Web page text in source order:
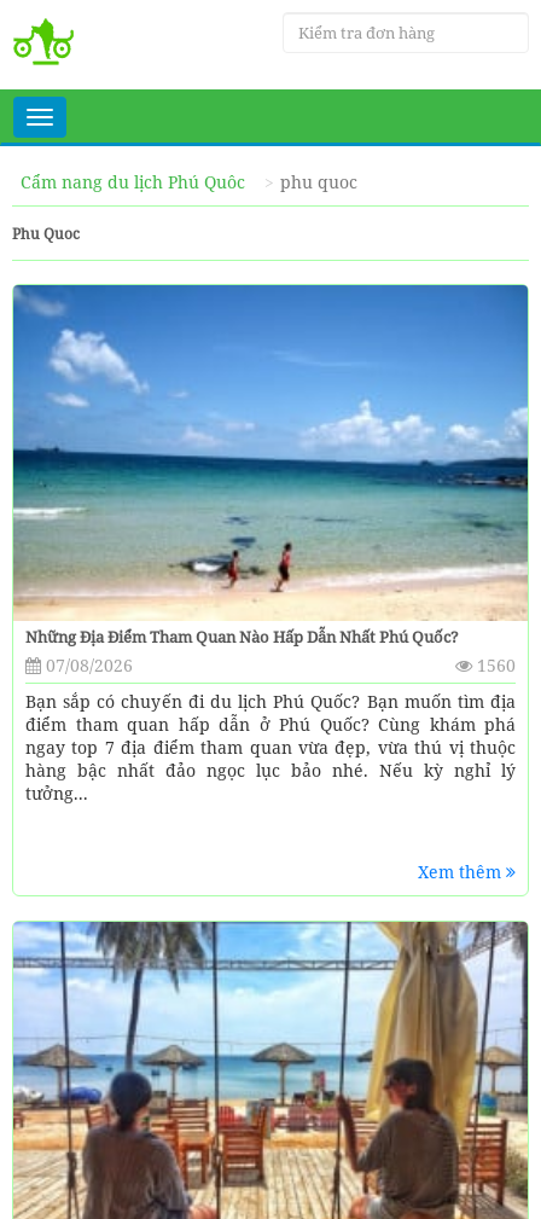
Toggle
navigation
Cẩm nang du lịch Phú Quôc
phu quoc
Phu Quoc
Những Địa Điểm Tham Quan Nào Hấp Dẫn Nhất Phú Quốc?
07/08/2026
1560
Bạn sắp có chuyến đi du lịch Phú Quốc? Bạn muốn tìm địa
điểm tham quan hấp dẫn ở Phú Quốc? Cùng khám phá
ngay top 7 địa điểm tham quan vừa đẹp, vừa thú vị thuộc
hàng bậc nhất đảo ngọc lục bảo nhé. Nếu kỳ nghỉ lý
tưởng...
Xem thêm